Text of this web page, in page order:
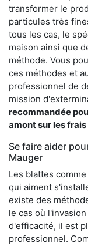
transformer le
particules très
tous les cas, le
maison ainsi que
méthode. Vous
ces méthodes et
professionnel de
mission
recommandée
amont sur les frais
Se faire aider
Mauger
Les blattes
qui aiment
existe des
le cas où
d'efficacité, il est
professionnel.